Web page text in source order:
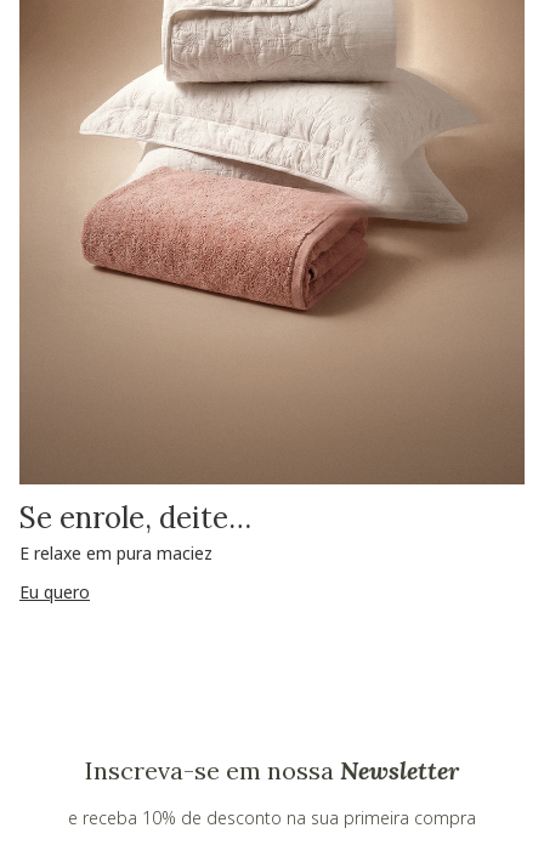
Se enrole, deite…
E relaxe em pura maciez
Eu quero
Inscreva-se em nossa Newsletter
e receba 10% de desconto na sua primeira compra